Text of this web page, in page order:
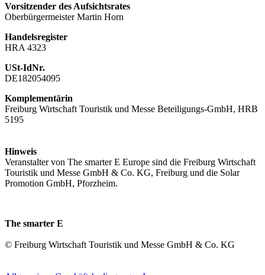
Vorsitzender des Aufsichtsrates
Oberbürgermeister Martin Horn
Handelsregister
HRA 4323
USt-IdNr.
DE182054095
Komplementärin
Freiburg Wirtschaft Touristik und Messe Beteiligungs-GmbH, HRB
5195
Hinweis
Veranstalter von The smarter E Europe sind die Freiburg Wirtschaft
Touristik und Messe GmbH & Co. KG, Freiburg und die Solar
Promotion GmbH, Pforzheim.
The smarter E
© Freiburg Wirtschaft Touristik und Messe GmbH & Co. KG